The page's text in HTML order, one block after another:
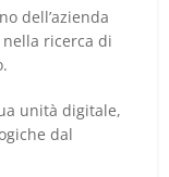
dell’azienda
ricerca di
unità digitale,
dal